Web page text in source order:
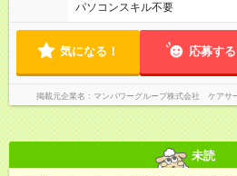
パソコンスキル不要
気になる！ 応募する
掲載元企業名 マンパワーグループ株式会社 ケアサ
未読